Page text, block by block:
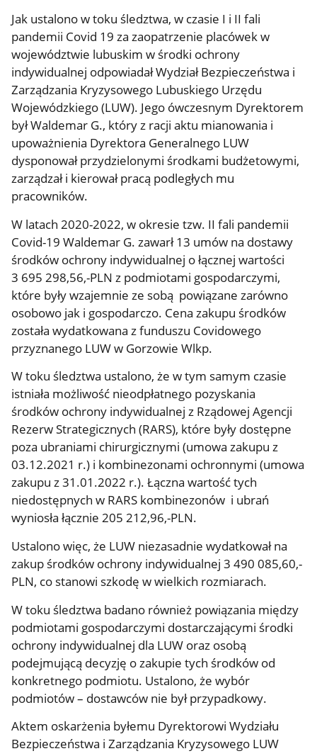
Jak ustalono w toku śledztwa, w czasie I i II fali
pandemii Covid 19 za zaopatrzenie placówek w
województwie lubuskim w środki ochrony
indywidualnej odpowiadał Wydział Bezpieczeństwa i
Zarządzania Kryzysowego Lubuskiego Urzędu
Wojewódzkiego (LUW). Jego ówczesnym Dyrektorem
był Waldemar G., który z racji aktu mianowania i
upoważnienia Dyrektora Generalnego LUW
dysponował przydzielonymi środkami budżetowymi,
zarządzał i kierował pracą podległych mu
pracowników.
W latach 2020-2022, w okresie tzw. II fali pandemii
Covid-19 Waldemar G. zawarł 13 umów na dostawy
środków ochrony indywidualnej o łącznej wartości
3 695 298,56,-PLN z podmiotami gospodarczymi,
które były wzajemnie ze sobą powiązane zarówno
osobowo jak i gospodarczo. Cena zakupu środków
została wydatkowana z funduszu Covidowego
przyznanego LUW w Gorzowie Wlkp.
W toku śledztwa ustalono, że w tym samym czasie
istniała możliwość nieodpłatnego pozyskania
środków ochrony indywidualnej z Rządowej Agencji
Rezerw Strategicznych (RARS), które były dostępne
poza ubraniami chirurgicznymi (umowa zakupu z
03.12.2021 r.) i kombinezonami ochronnymi (umowa
zakupu z 31.01.2022 r.). Łączna wartość tych
niedostępnych w RARS kombinezonów i ubrań
wyniosła łącznie 205 212,96,-PLN.
Ustalono więc, że LUW niezasadnie wydatkował na
zakup środków ochrony indywidualnej 3 490 085,60,-
PLN, co stanowi szkodę w wielkich rozmiarach.
W toku śledztwa badano również powiązania między
podmiotami gospodarczymi dostarczającymi środki
ochrony indywidualnej dla LUW oraz osobą
podejmującą decyzję o zakupie tych środków od
konkretnego podmiotu. Ustalono, że wybór
podmiotów – dostawców nie był przypadkowy.
Aktem oskarżenia byłemu Dyrektorowi Wydziału
Bezpieczeństwa i Zarządzania Kryzysowego LUW